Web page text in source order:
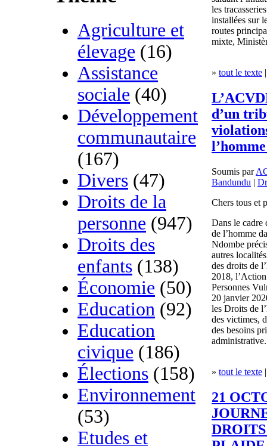
Agriculture et
élevage (16)
Assistance
sociale (40)
Développement
communautaire
(167)
Divers (47)
Droits de la
personne (947)
Droits des
enfants (138)
Économie (50)
Education (92)
Education
civique (186)
Élections (158)
Environnement
(53)
Etudes et
les
installées sur
routes
mixte,
» tout le texte
d’un
Soumis par
Bandundu |
Chers tous et
Dans le cadre
de l’homme
Ndombe
autres
des droits de
2018,
Personnes
20 janvier
les Droits de
des victimes,
des besoins
administrative.
» tout le texte
21